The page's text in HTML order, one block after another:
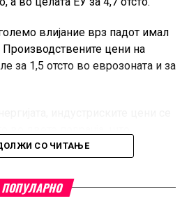
влијание врз падот имал
Производствените цени на
за 1,5 отсто во еврозоната и за
не било присутно во
на суровините, материјалите и
СО ЧИТАЊЕ
ПОПУЛАРНО